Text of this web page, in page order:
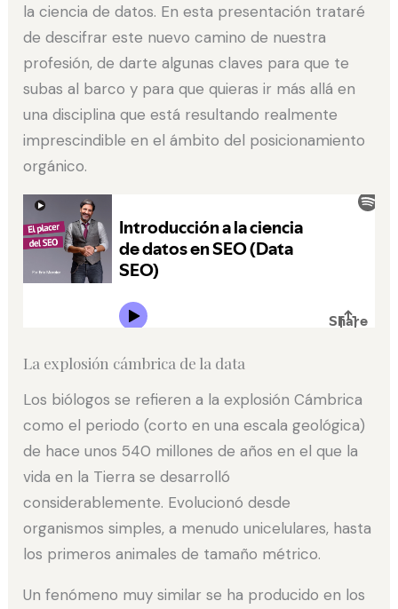
la ciencia de datos. En esta presentación trataré
de descifrar este nuevo camino de nuestra
profesión, de darte algunas claves para que te
subas al barco y para que quieras ir más allá en
una disciplina que está resultando realmente
imprescindible en el ámbito del posicionamiento
orgánico.
La explosión cámbrica de la data
Los biólogos se refieren a la explosión Cámbrica
como el periodo (corto en una escala geológica)
de hace unos 540 millones de años en el que la
vida en la Tierra se desarrolló
considerablemente. Evolucionó desde
organismos simples, a menudo unicelulares, hasta
los primeros animales de tamaño métrico.
Un fenómeno muy similar se ha producido en los